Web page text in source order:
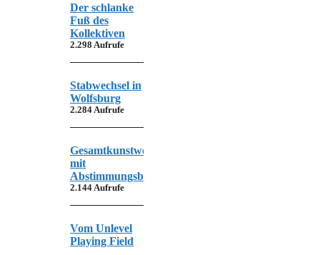
Der schlanke
Fuß des
Kollektiven
2.298 Aufrufe
Stabwechsel in
Wolfsburg
2.284 Aufrufe
Gesamtkunstwerk
mit
Abstimmungsbedarf
2.144 Aufrufe
Vom Unlevel
Playing Field